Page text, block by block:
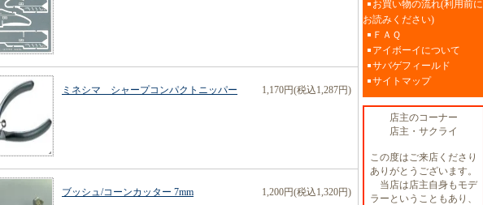
ミネシマ シャープコンパクトニッパー 1,170円(税込1,287円)
ブッシュ/コーンカッター 7mm 1,200円(税込1,320円)
お買い物の流れ(利用前に
お読みください)
ＦＡＱ
アイボーイについて
サバゲフィールド
サイトマップ
店主のコーナー
店主・サクライ
この度はご来店くださり
ありがとうございます。
当店は店主自身もモデ
ラーということもあり、